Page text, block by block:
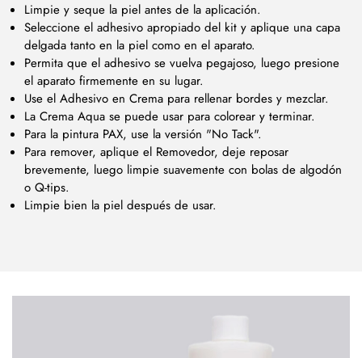
Limpie y seque la piel antes de la aplicación.
Seleccione el adhesivo apropiado del kit y aplique una capa
delgada tanto en la piel como en el aparato.
Permita que el adhesivo se vuelva pegajoso, luego presione
el aparato firmemente en su lugar.
Use el Adhesivo en Crema para rellenar bordes y mezclar.
La Crema Aqua se puede usar para colorear y terminar.
Para la pintura PAX, use la versión "No Tack".
Para remover, aplique el Removedor, deje reposar
brevemente, luego limpie suavemente con bolas de algodón
o Q-tips.
Limpie bien la piel después de usar.